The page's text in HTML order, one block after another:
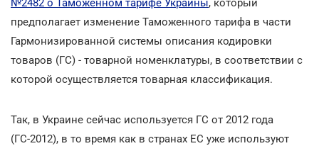
№2482 о Таможенном тарифе Украины, который
предполагает изменение Таможенного тарифа в части
Гармонизированной системы описания кодировки
товаров (ГС) - товарной номенклатуры, в соответствии с
которой осуществляется товарная классификация.
Так, в Украине сейчас используется ГС от 2012 года
(ГС-2012), в то время как в странах ЕС уже используют